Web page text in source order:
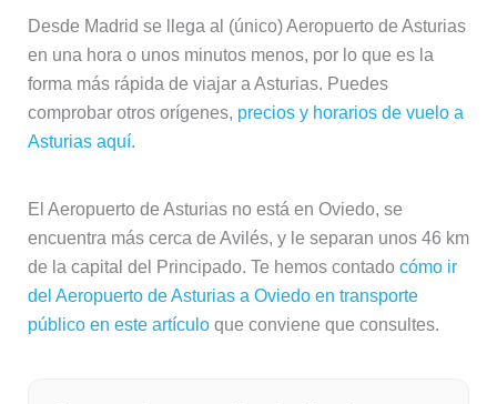
Desde Madrid se llega al (único) Aeropuerto de Asturias
en una hora o unos minutos menos, por lo que es la
forma más rápida de viajar a Asturias. Puedes
comprobar otros orígenes, precios y horarios de vuelo a
Asturias aquí.
El Aeropuerto de Asturias no está en Oviedo, se
encuentra más cerca de Avilés, y le separan unos 46 km
de la capital del Principado. Te hemos contado cómo ir
del Aeropuerto de Asturias a Oviedo en transporte
público en este artículoque conviene que consultes.